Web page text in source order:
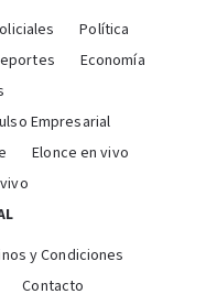
Política
Economía
Empresarial
Elonce en vivo
y Condiciones
Contacto